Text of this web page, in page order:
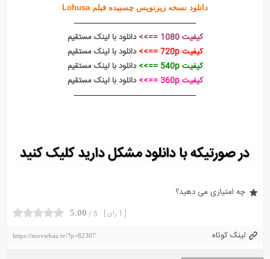
دانلود نسخه زیرنویس چسبیده فیلم Lohusa
———————————————–
کیفیت 1080 ==>>
دانلود با لینک مستقیم
کیفیت 720p ==>>
دانلود با لینک مستقیم
کیفیت 540p ==>>
دانلود با لینک مستقیم
کیفیت 360p ==>>
دانلود با لینک مستقیم
———————————————–
چه امتیازی می دهید؟
5 /
5.00 [ 1 رای ]
لینک کوتاه https://moviebaz.tv/?p=82307